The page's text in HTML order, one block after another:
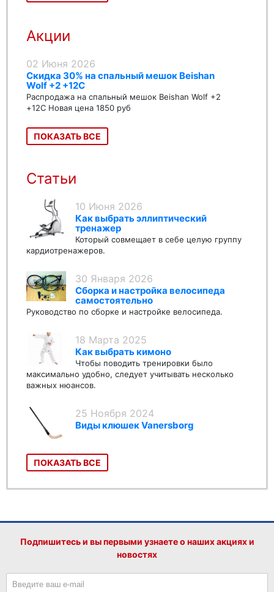
Акции
02 Июня 2026
Скидка 30% на спальный мешок Beishan
Wolf +2 +12C
Распродажа на спальный мешок Beishan Wolf +2
+12C Новая цена 1850 руб
ПОКАЗАТЬ ВСЕ
Статьи
10 Июня 2026
Как выбрать эллиптический
тренажер
Который совмещает в себе целую группу
кардиотренажеров.
30 Января 2026
Сборка и настройка велосипеда
самостоятельно
Руководство по сборке и настройке велосипеда.
18 Марта 2025
Как выбрать кимоно
Чтобы поводить тренировки было
максимально удобно, следует учитывать несколько
важных нюансов.
25 Ноября 2024
Виды клюшек Vanersborg
ПОКАЗАТЬ ВСЕ
Подпишитесь и вы первыми узнаете о наших акциях и
новостях